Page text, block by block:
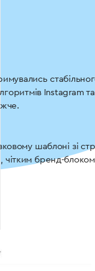
Instagram
шаблоні зі
бренд-блоком